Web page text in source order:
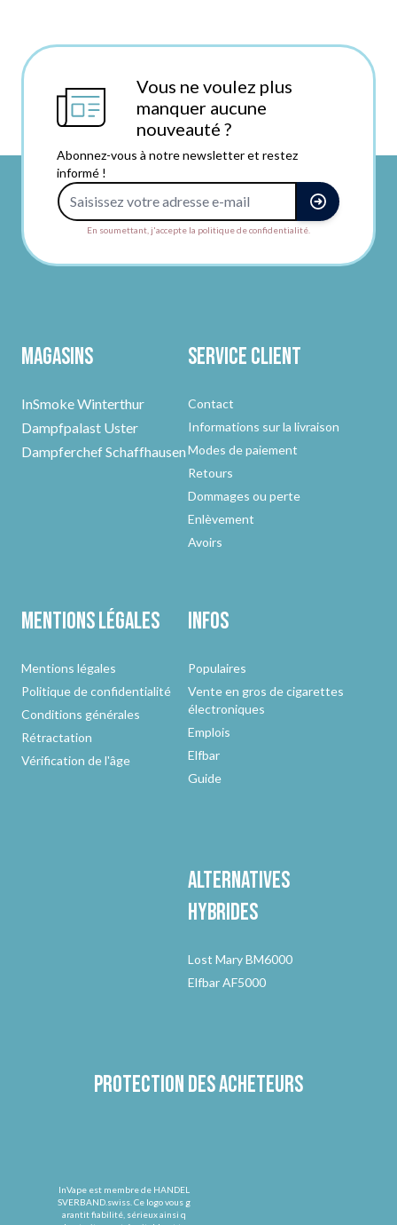
Vous ne voulez plus
manquer aucune
nouveauté ?
Abonnez-vous à notre newsletter et restez
informé !
En soumettant, j'accepte la politique de confidentialité.
Magasins
InSmoke Winterthur
Dampfpalast Uster
Dampferchef Schaffhausen
Service client
Contact
Informations sur la livraison
Modes de paiement
Retours
Dommages ou perte
Enlèvement
Avoirs
Mentions légales
Mentions légales
Politique de confidentialité
Conditions générales
Rétractation
Vérification de l'âge
Infos
Populaires
Vente en gros de cigarettes
électroniques
Emplois
Elfbar
Guide
Alternatives
hybrides
Lost Mary BM6000
Elfbar AF5000
Protection des acheteurs
InVape est membre de HANDEL
SVERBAND.swiss. Ce logo vous g
arantit fiabilité, sérieux ainsi q